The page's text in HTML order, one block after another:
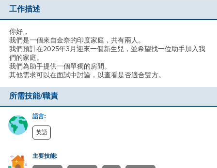
工作描述
你好，
我們是一個來自金奈的印度家庭，共有兩人。
我們預計在2025年3月迎來一個新生兒，並希望找一位助手加入我
們的家庭。
我們為助手提供一個單獨的房間。
其他需求可以在面試中討論，以查看是否適合雙方。
所需技能/職責
語言:
英語
主要技能: